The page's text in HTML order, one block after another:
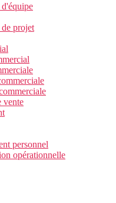
projet
vente
personnel
opérationnelle